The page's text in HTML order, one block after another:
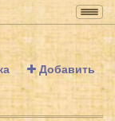
Добавить